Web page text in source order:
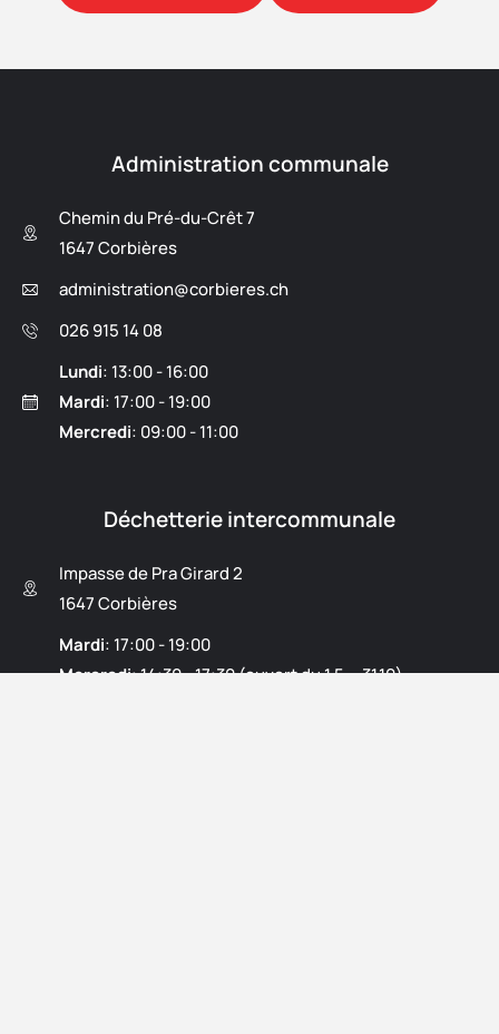
Administration communale
Chemin du Pré-du-Crêt 7
1647 Corbières
administration@corbieres.ch
026 915 14 08
Lundi: 13:00 - 16:00
Mardi: 17:00 - 19:00
Mercredi: 09:00 - 11:00
Déchetterie intercommunale
Impasse de Pra Girard 2
1647 Corbières
Mardi: 17:00 - 19:00
Mercredi: 14:30 - 17:30 (ouvert du 1.5. - 31.10)